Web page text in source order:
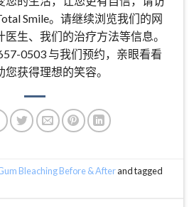
Smile。请继续浏览我们的网
生、我们的治疗方法等信息。
0503 与我们预约，亲眼看看
获得理想的笑容。
Bleaching Before & Afterand tagged